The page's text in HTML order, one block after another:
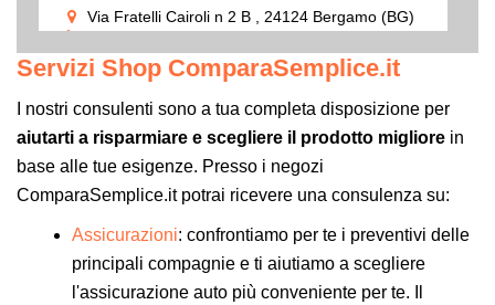
Via Fratelli Cairoli n 2 B , 24124 Bergamo (BG)
366 2332643
Lun-Ven 9:30-12:30; 15.00-19.00 VAI ALLO STORE
Affida Compara Assicura Semplice Cagliari
Via Dante, 67, 09123 Cagliari (CA)
Lun-Ven 9:00-13:00; 16:00-20:00 VAI ALLO STORE
Servizi Shop ComparaSemplice.it
I nostri consulenti sono a tua completa disposizione per
aiutarti a risparmiare e scegliere il prodotto migliore in
base alle tue esigenze. Presso i negozi
ComparaSemplice.it potrai ricevere una consulenza su:
Assicurazioni: confrontiamo per te i preventivi delle
principali compagnie e ti aiutiamo a scegliere
l'assicurazione auto più conveniente per te. Il